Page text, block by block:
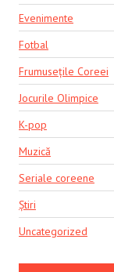
Evenimente
Fotbal
Frumusețile Coreei
Jocurile Olimpice
K-pop
Muzică
Seriale coreene
Știri
Uncategorized